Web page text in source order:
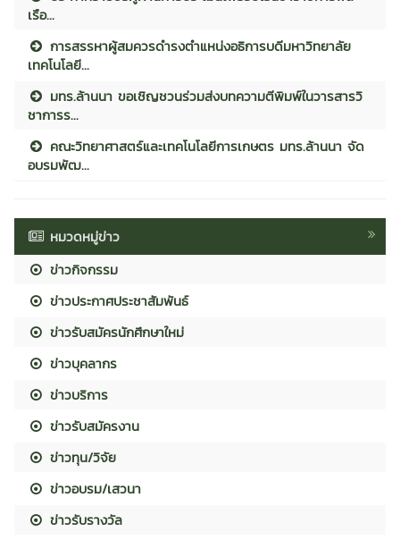
เรือ...
การสรรหาผู้สมควรดำรงตำแหน่งอธิการบดีมหาวิทยาลัย
เทคโนโลยี...
มทร.ล้านนา ขอเชิญชวนร่วมส่งบทความตีพิมพ์ในวารสารวิ
ชาการร...
คณะวิทยาศาสตร์และเทคโนโลยีการเกษตร มทร.ล้านนา จัด
อบรมพัฒ...
หมวดหมู่ข่าว
ข่าวกิจกรรม
ข่าวประกาศประชาสัมพันธ์
ข่าวรับสมัครนักศึกษาใหม่
ข่าวบุคลากร
ข่าวบริการ
ข่าวรับสมัครงาน
ข่าวทุน/วิจัย
ข่าวอบรม/เสวนา
ข่าวรับรางวัล